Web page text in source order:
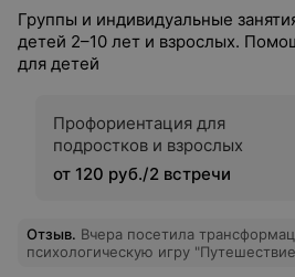
Группы и индивидуальные
детей 2–10 лет и взрослых.
для детей
Профориентация для
подростков и взрослых
от 120 руб./2 встречи
Отзыв. Вчера посетила
психологическую игру